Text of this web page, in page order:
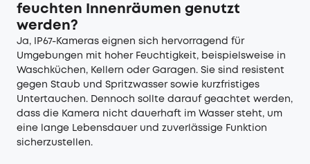
feuchten Innenräumen genutzt
werden?
Ja, IP67-Kameras eignen sich hervorragend für
Umgebungen mit hoher Feuchtigkeit, beispielsweise in
Waschküchen, Kellern oder Garagen. Sie sind resistent
gegen Staub und Spritzwasser sowie kurzfristiges
Untertauchen. Dennoch sollte darauf geachtet werden,
dass die Kamera nicht dauerhaft im Wasser steht, um
eine lange Lebensdauer und zuverlässige Funktion
sicherzustellen.